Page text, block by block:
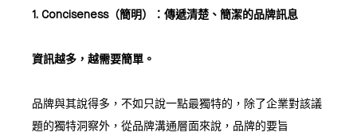
1. Conciseness（簡明）：傳遞清楚、簡潔的品牌訊息
資訊越多，越需要簡單。
品牌與其說得多，不如只說一點最獨特的，除了企業對該議
題的獨特洞察外，從品牌溝通層面來說，品牌的要旨